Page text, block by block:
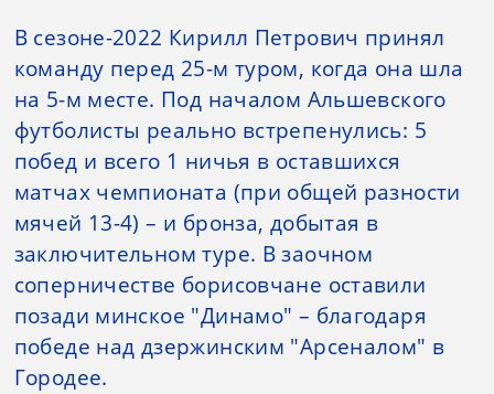
В сезоне-2022 Кирилл Петрович принял
команду перед 25-м туром, когда она шла
на 5-м месте. Под началом Альшевского
футболисты реально встрепенулись: 5
побед и всего 1 ничья в оставшихся
матчах чемпионата (при общей разности
мячей 13-4) – и бронза, добытая в
заключительном туре. В заочном
соперничестве борисовчане оставили
позади минское "Динамо" – благодаря
победе над дзержинским "Арсеналом" в
Городее.